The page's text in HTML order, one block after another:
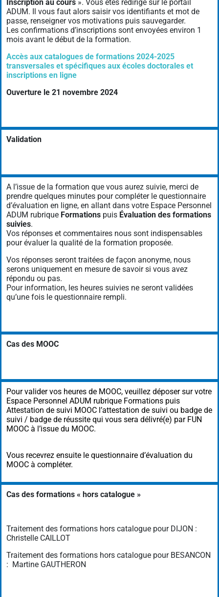
Inscription au cours ». Vous êtes redirigé sur le portail
ADUM. Il vous faut alors saisir vos identifiants et mot de
passe, renseigner vos motivations puis sauvegarder.
Les confirmations d’inscriptions sont envoyées environ 1
mois avant le début de la formation.
Accès aux catalogues de formations 2024-2025
transversales et spécifiques aux écoles doctorales et
inscriptions en ligne
Ouverture le 21 novembre 2024
Validation
A l’issue de la formation que vous aurez suivie, merci de
prendre quelques minutes pour compléter le questionnaire
d’évaluation en ligne, en allant dans votre Espace Personnel
ADUM rubrique Formations puis Évaluation des formations
suivies.
Vos réponses et commentaires nous sont indispensables
pour évaluer la qualité de la formation proposée.
Vos réponses seront traitées de façon anonyme, nous
serons uniquement en mesure de savoir si vous avez
répondu ou pas.
Pour information, les heures suivies ne seront validées
qu’une fois le questionnaire rempli.
Cas des MOOC
Pour valider vos heures de MOOC, veuillez déposer sur votre
Espace Personnel ADUM rubrique Formations puis
Attestation de suivi MOOC l’attestation de suivi ou badge de
suivi / badge de réussite qui vous sera délivré(e) par FUN
MOOC à l’issue du MOOC.
Vous recevrez ensuite le questionnaire d’évaluation du
MOOC à compléter.
Cas des formations « hors catalogue »
Traitement des formations hors catalogue pour DIJON :
Christelle CAILLOT
Traitement des formations hors catalogue pour BESANCON
: Martine GAUTHERON